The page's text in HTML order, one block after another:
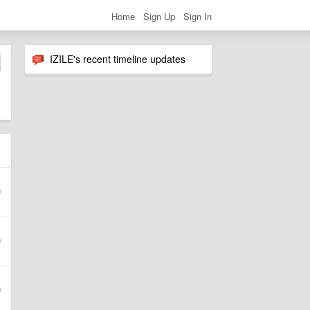
Home Sign Up Sign In
IZILE's recent timeline updates